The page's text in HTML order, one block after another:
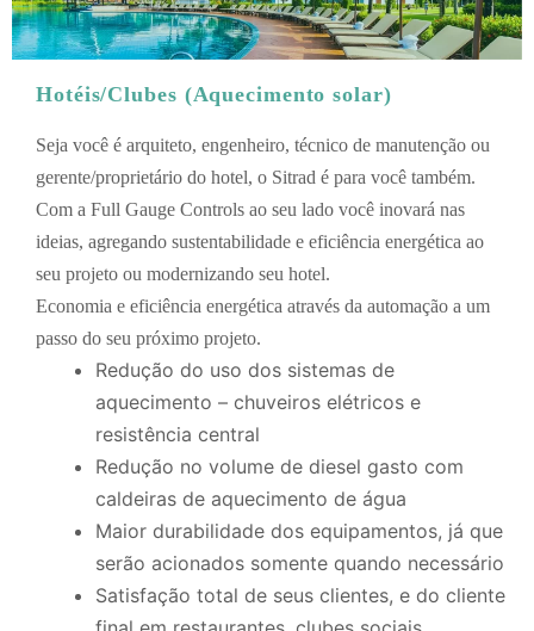
Hotéis/Clubes (Aquecimento solar)
Seja você é arquiteto, engenheiro, técnico de manutenção ou
gerente/proprietário do hotel, o Sitrad é para você também.
Com a Full Gauge Controls ao seu lado você inovará nas
ideias, agregando sustentabilidade e eficiência energética ao
seu projeto ou modernizando seu hotel.
Economia e eficiência energética através da automação a um
passo do seu próximo projeto.
Redução do uso dos sistemas de
aquecimento – chuveiros elétricos e
resistência central
Redução no volume de diesel gasto com
caldeiras de aquecimento de água
Maior durabilidade dos equipamentos, já que
serão acionados somente quando necessário
Satisfação total de seus clientes, e do cliente